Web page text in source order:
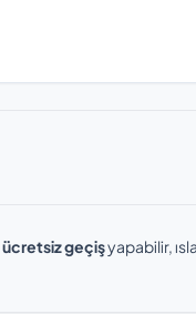
ücretsiz geçişyapabilir,